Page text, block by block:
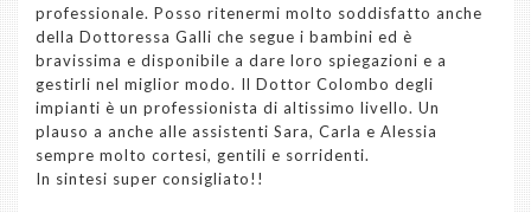
professionale. Posso ritenermi molto soddisfatto anche
della Dottoressa Galli che segue i bambini ed è
bravissima e disponibile a dare loro spiegazioni e a
gestirli nel miglior modo. Il Dottor Colombo degli
impianti è un professionista di altissimo livello. Un
plauso a anche alle assistenti Sara, Carla e Alessia
sempre molto cortesi, gentili e sorridenti.
In sintesi super consigliato!!